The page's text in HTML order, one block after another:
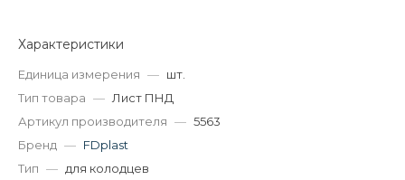
Характеристики
Единица измерения — шт.
Тип товара — Лист ПНД
Артикул производителя — 5563
Бренд — FDplast
Тип — для колодцев